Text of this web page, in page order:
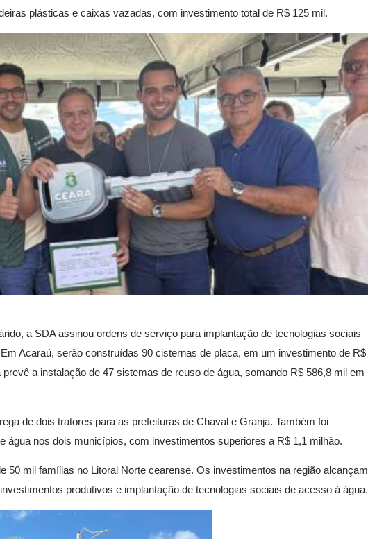
plásticas e caixas vazadas, com investimento total de R$ 125 mil.
a SDA assinou ordens de serviço para implantação de tecnologias sociais
Acaraú, serão construídas 90 cisternas de placa, em um investimento de R$
a instalação de 47 sistemas de reuso de água, somando R$ 586,8 mil em
de dois tratores para as prefeituras de Chaval e Granja. Também foi
água nos dois municípios, com investimentos superiores a R$ 1,1 milhão.
50 mil famílias no Litoral Norte cearense. Os investimentos na região alcançam
produtivos e implantação de tecnologias sociais de acesso à água.